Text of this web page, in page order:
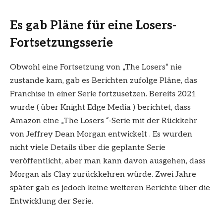
Es gab Pläne für eine Losers-
Fortsetzungsserie
Obwohl eine Fortsetzung von „The Losers“ nie
zustande kam, gab es Berichten zufolge Pläne, das
Franchise in einer Serie fortzusetzen. Bereits 2021
wurde ( über Knight Edge Media ) berichtet, dass
Amazon eine „The Losers “-Serie mit der Rückkehr
von Jeffrey Dean Morgan entwickelt . Es wurden
nicht viele Details über die geplante Serie
veröffentlicht, aber man kann davon ausgehen, dass
Morgan als Clay zurückkehren würde. Zwei Jahre
später gab es jedoch keine weiteren Berichte über die
Entwicklung der Serie.